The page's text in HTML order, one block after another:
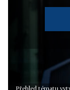
Přehled tématu